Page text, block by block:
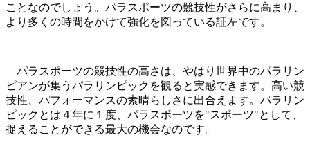
ことなのでしょう。パラスポーツの競技性がさらに高まり、
より多くの時間をかけて強化を図っている証左です。
パラスポーツの競技性の高さは、やはり世界中のパラリン
ピアンが集うパラリンピックを観ると実感できます。高い競
技性、パフォーマンスの素晴らしさに出合えます。パラリン
ピックとは４年に１度、パラスポーツを"スポーツ"として、
捉えることができる最大の機会なのです。